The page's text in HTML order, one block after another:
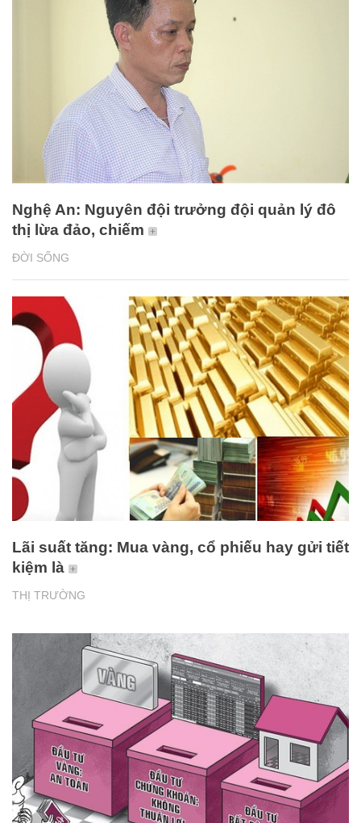
ĐỜI SỐNG
Nghệ An: Nguyên đội trưởng đội quản lý đô
thị lừa đảo, chiếm
THỊ TRƯỜNG
Lãi suất tăng: Mua vàng, cổ phiếu hay gửi tiết
kiệm là